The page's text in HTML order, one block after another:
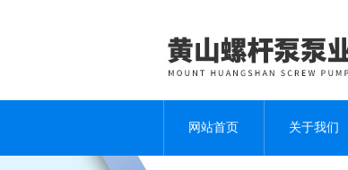
网站首页 关于我们